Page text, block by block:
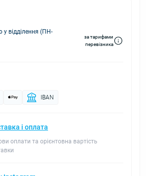
відділення (ПН-
за тарифами
перевізника
IBAN
і оплата
оплати та орієнтовна вартість